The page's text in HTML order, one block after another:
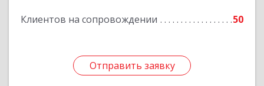
Клиентов на сопровождении 50
Отправить заявку
Отправить заявку